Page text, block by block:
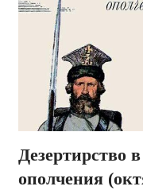
Дезертирство
ополчения